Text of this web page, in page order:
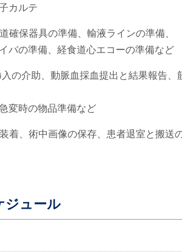
カルテ
確保器具の準備、輸液ラインの準備、
バの準備、経食道心エコーの準備など
の介助、動脈血採血提出と結果報告、
変時の物品準備など
着、術中画像の保存、患者退室と搬送
ジュール